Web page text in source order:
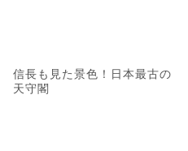
信長も見た景色！日本最古の
天守閣